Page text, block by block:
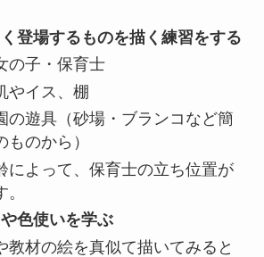
登場するものを描く練習をする
の子・保育士
やイス、棚
の遊具（砂場・ブランコなど簡
のから）
によって、保育士の立ち位置が
色使いを学ぶ
教材の絵を真似て描いてみると